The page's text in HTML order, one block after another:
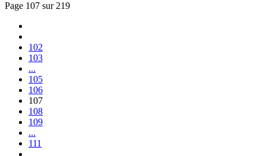
Page 107 sur 219
102
103
...
105
106
107
108
109
...
111